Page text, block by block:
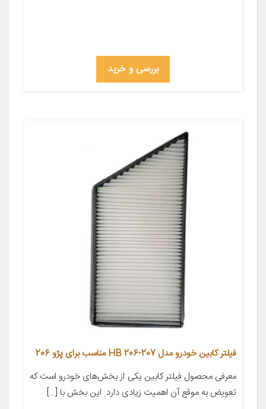
بررسی و خرید
فیلتر کابین خودرو مدل HB 206-207 مناسب برای پژو 206
معرفی محصول فیلتر کابین یکی از بخش‌های خودرو است که
تعویض به موقع آن اهمیت زیادی دارد. این بخش با […]